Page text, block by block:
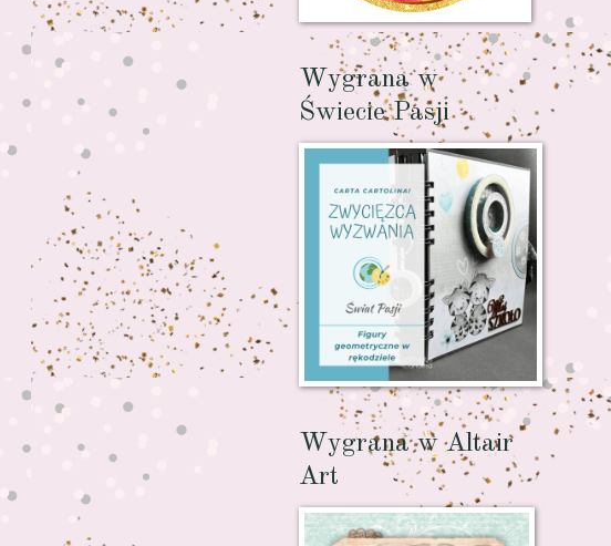
Wygrana w
Świecie Pasji
Wygrana w Altair
Art